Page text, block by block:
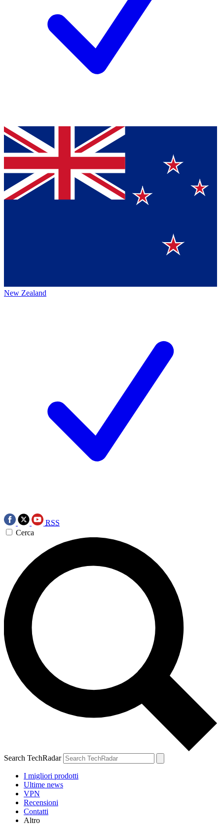
New Zealand
RSS
Cerca
Search TechRadar
I migliori prodotti
Ultime news
VPN
Recensioni
Contatti
Altro